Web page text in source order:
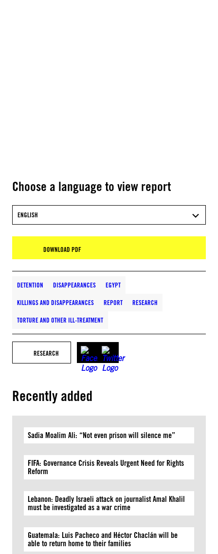
Choose a language to view report
ENGLISH
DOWNLOAD PDF
DETENTION DISAPPEARANCES EGYPT
KILLINGS AND DISAPPEARANCES REPORT RESEARCH
TORTURE AND OTHER ILL-TREATMENT
RESEARCH
Recently added
Sadia Moalim Ali: “Not even prison will silence me”
FIFA: Governance Crisis Reveals Urgent Need for Rights
Reform
Lebanon: Deadly Israeli attack on journalist Amal Khalil
must be investigated as a war crime
Guatemala: Luis Pacheco and Héctor Chaclán will be
able to return home to their families